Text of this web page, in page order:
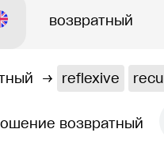
→ reflexive
возвратный